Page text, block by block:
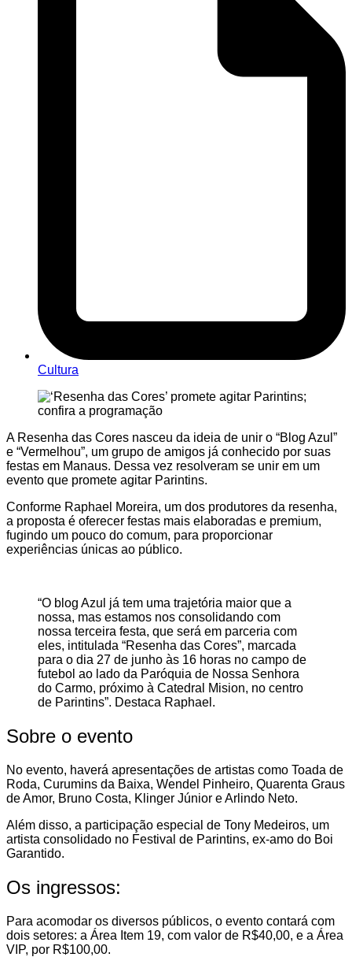
Cultura
A Resenha das Cores nasceu da ideia de unir o “Blog Azul”
e “Vermelhou”, um grupo de amigos já conhecido por suas
festas em Manaus. Dessa vez resolveram se unir em um
evento que promete agitar Parintins.
Conforme Raphael Moreira, um dos produtores da resenha,
a proposta é oferecer festas mais elaboradas e premium,
fugindo um pouco do comum, para proporcionar
experiências únicas ao público.
“O blog Azul já tem uma trajetória maior que a
nossa, mas estamos nos consolidando com
nossa terceira festa, que será em parceria com
eles, intitulada “Resenha das Cores”, marcada
para o dia 27 de junho às 16 horas no campo de
futebol ao lado da Paróquia de Nossa Senhora
do Carmo, próximo à Catedral Mision, no centro
de Parintins”. Destaca Raphael.
Sobre o evento
No evento, haverá apresentações de artistas como Toada de
Roda, Curumins da Baixa, Wendel Pinheiro, Quarenta Graus
de Amor, Bruno Costa, Klinger Júnior e Arlindo Neto.
Além disso, a participação especial de Tony Medeiros, um
artista consolidado no Festival de Parintins, ex-amo do Boi
Garantido.
Os ingressos:
Para acomodar os diversos públicos, o evento contará com
dois setores: a Área Item 19, com valor de R$40,00, e a Área
VIP, por R$100,00.